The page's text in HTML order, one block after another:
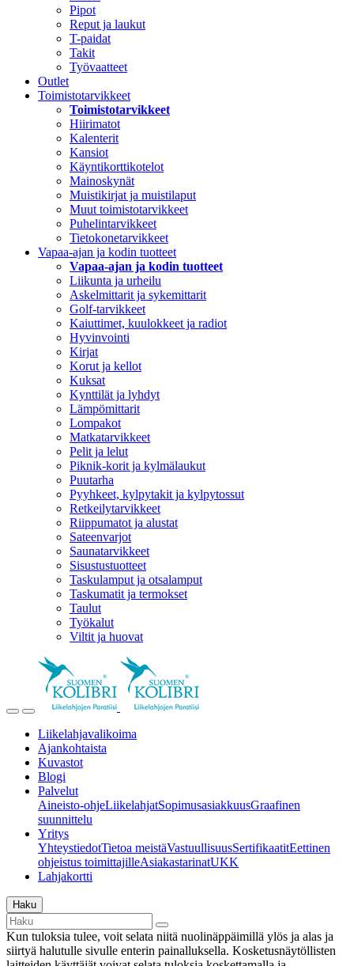
Pipot
Reput ja laukut
T-paidat
Takit
Työvaatteet
Outlet
Toimistotarvikkeet
Toimistotarvikkeet
Hiirimatot
Kalenterit
Kansiot
Käyntikorttikotelot
Mainoskynät
Muistikirjat ja muistilaput
Muut toimistotarvikkeet
Puhelintarvikkeet
Tietokonetarvikkeet
Vapaa-ajan ja kodin tuotteet
Vapaa-ajan ja kodin tuotteet
Liikunta ja urheilu
Askelmittarit ja sykemittarit
Golf-tarvikkeet
Kaiuttimet, kuulokkeet ja radiot
Hyvinvointi
Kirjat
Korut ja kellot
Kuksat
Kynttilät ja lyhdyt
Lämpömittarit
Lompakot
Matkatarvikkeet
Pelit ja lelut
Piknik-korit ja kylmälaukut
Puutarha
Pyyhkeet, kylpytakit ja kylpytossut
Retkeilytarvikkeet
Riippumatot ja alustat
Sateenvarjot
Saunatarvikkeet
Sisustustuotteet
Taskulamput ja otsalamput
Taskumatit ja termokset
Taulut
Työkalut
Viltit ja huovat
Liikelahjavalikoima
Ajankohtaista
Kuvastot
Blogi
Palvelut
Aineisto-ohjeLiikelahjatSopimusasiakkuusGraafinen
suunnittelu
Yritys
YhteystiedotTietoa meistäVastuullisuusSertifikaatitEettinen
ohjeistus toimittajilleAsiakastarinatUKK
Lahjakortti
Haku
Kun tuloksia tulee, voit selata niitä nuolinäppäimillä ylös ja alas ja
siirtyä halutulle sivulle enterin painalluksella. Kosketusnäytöllisten